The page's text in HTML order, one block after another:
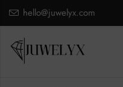
hello@juwelyx.com